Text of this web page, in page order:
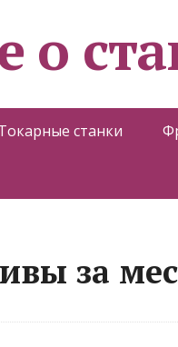
о
станки
за